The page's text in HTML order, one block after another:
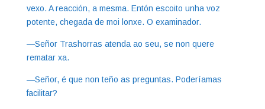
vexo. A reacción, a mesma. Entón escoito unha voz
potente, chegada de moi lonxe. O examinador.
—Señor Trashorras atenda ao seu, se non quere
rematar xa.
—Señor, é que non teño as preguntas. Poderíamas
facilitar?